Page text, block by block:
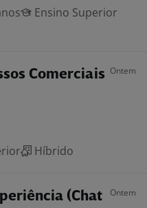
Ensino Superior
Comerciais Ontem
Híbrido
(Chat
Ontem